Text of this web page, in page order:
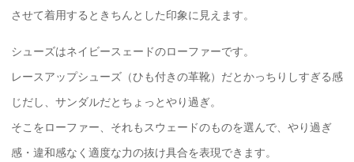
させて着用するときちんとした印象に見えます。
シューズはネイビースェードのローファーです。
レースアップシューズ（ひも付きの革靴）だとかっちりしすぎる感
じだし、サンダルだとちょっとやり過ぎ。
そこをローファー、それもスウェードのものを選んで、やり過ぎ
感・違和感なく適度な力の抜け具合を表現できます。